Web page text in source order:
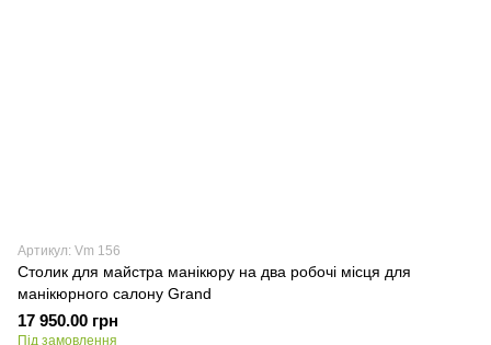
Артикул: Vm 156
Столик для майстра манікюру на два робочі місця для
манікюрного салону Grand
17 950.00 грн
Під замовлення